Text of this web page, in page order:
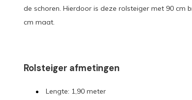
de schoren. Hierdoor is deze rolsteiger met 90 cm
cm maat.
Rolsteiger afmetingen
Lengte: 1,90 meter